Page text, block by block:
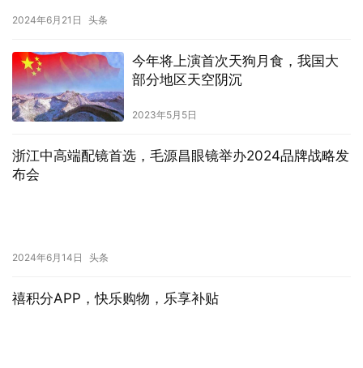
2024年6月21日 头条
今年将上演首次天狗月食，我国大
部分地区天空阴沉
2023年5月5日
浙江中高端配镜首选，毛源昌眼镜举办2024品牌战略发
布会
2024年6月14日 头条
禧积分APP，快乐购物，乐享补贴